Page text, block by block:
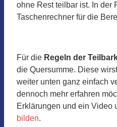
ohne Rest teilbar ist. In der
Taschenrechner für die
Für die Regeln der
die Quersumme. Diese
weiter unten ganz einfach
dennoch mehr erfahren
Erklärungen und ein Video
bilden.